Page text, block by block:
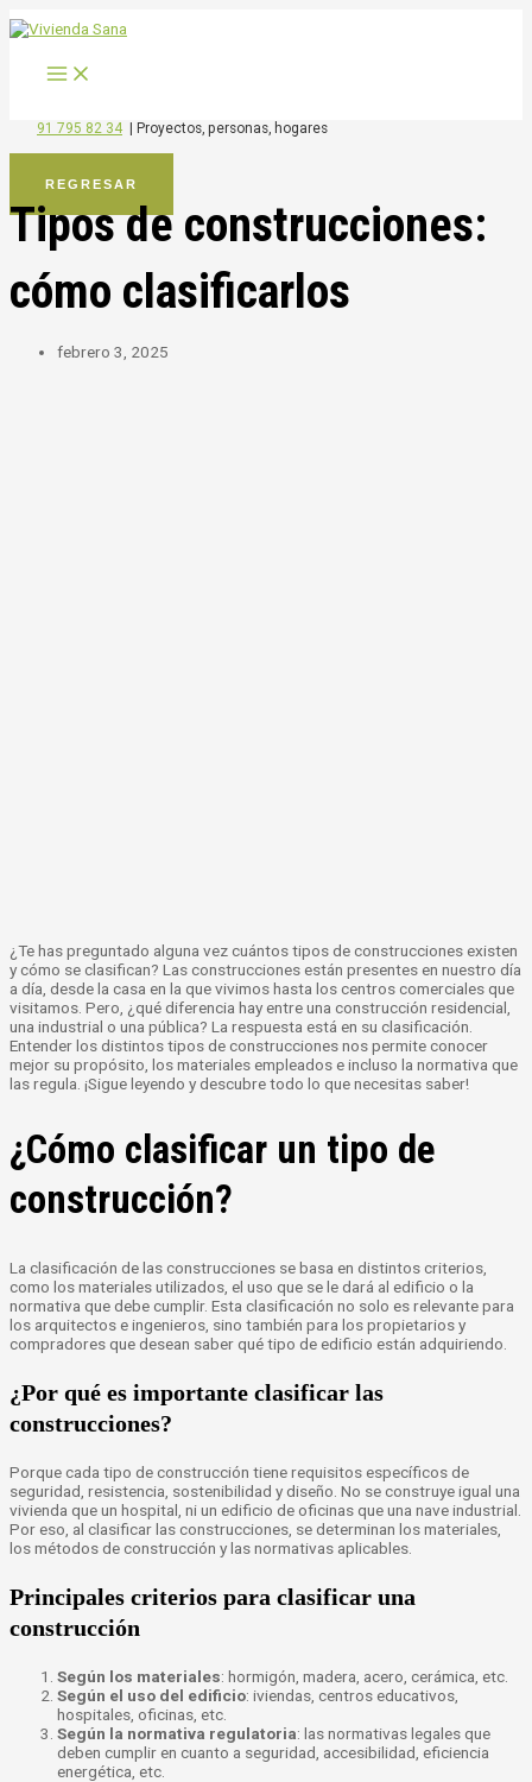
al
91 795 82 34 Proyectos, personas, hogares
REGRESAR
Tipos de construcciones:
cómo clasificarlos
febrero 3, 2025
¿Te has preguntado alguna vez cuántos tipos de construcciones existen
y cómo se clasifican? Las construcciones están presentes en nuestro día
a día, desde la casa en la que vivimos hasta los centros comerciales que
visitamos. Pero, ¿qué diferencia hay entre una construcción residencial,
una industrial o una pública? La respuesta está en su clasificación.
Entender los distintos tipos de construcciones nos permite conocer
mejor su propósito, los materiales empleados e incluso la normativa que
las regula. ¡Sigue leyendo y descubre todo lo que necesitas saber!
¿Cómo clasificar un tipo de
construcción?
La clasificación de las construcciones se basa en distintos criterios,
como los materiales utilizados, el uso que se le dará al edificio o la
normativa que debe cumplir. Esta clasificación no solo es relevante para
los arquitectos e ingenieros, sino también para los propietarios y
compradores que desean saber qué tipo de edificio están adquiriendo.
¿Por qué es importante clasificar las
construcciones?
Porque cada tipo de construcción tiene requisitos específicos de
seguridad, resistencia, sostenibilidad y diseño. No se construye igual una
vivienda que un hospital, ni un edificio de oficinas que una nave industrial.
Por eso, al clasificar las construcciones, se determinan los materiales,
los métodos de construcción y las normativas aplicables.
Principales criterios para clasificar una
construcción
Según los materiales: hormigón, madera, acero, cerámica, etc.
Según el uso del edificio: iviendas, centros educativos,
hospitales, oficinas, etc.
Según la normativa regulatoria: las normativas legales que
deben cumplir en cuanto a seguridad, accesibilidad, eficiencia
energética, etc.